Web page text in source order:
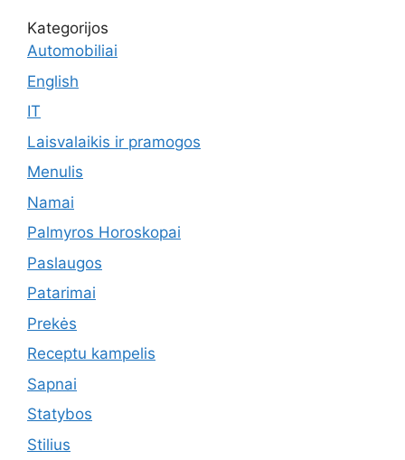
Kategorijos
Automobiliai
English
IT
Laisvalaikis ir pramogos
Menulis
Namai
Palmyros Horoskopai
Paslaugos
Patarimai
Prekės
Receptu kampelis
Sapnai
Statybos
Stilius